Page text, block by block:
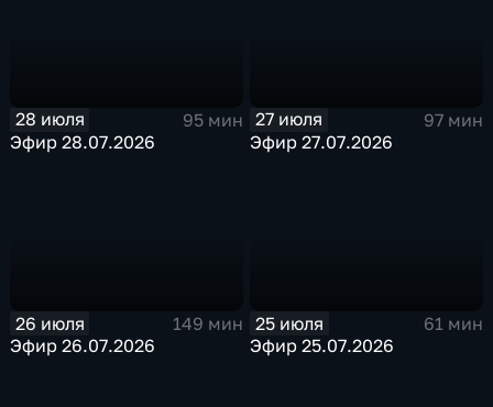
28 июля
95 мин
Эфир 28.07.2026
27 июля
97 мин
Эфир 27.07.2026
26 июля
149 мин
Эфир 26.07.2026
25 июля
61 мин
Эфир 25.07.2026